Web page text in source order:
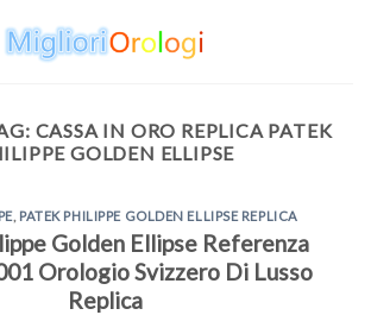
CASSA IN ORO REPLICA PATEK
GOLDEN ELLIPSE
, PATEK PHILIPPE GOLDEN ELLIPSE REPLICA
Golden Ellipse Referenza
Orologio Svizzero Di Lusso
Replica